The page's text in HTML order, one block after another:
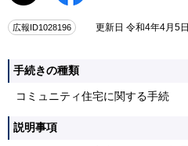
広報ID1028196 更新日 令和4年4月5日
手続きの種類
コミュニティ住宅に関する手続
説明事項